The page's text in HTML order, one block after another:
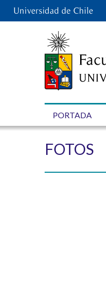
PORTADA
FOTOS